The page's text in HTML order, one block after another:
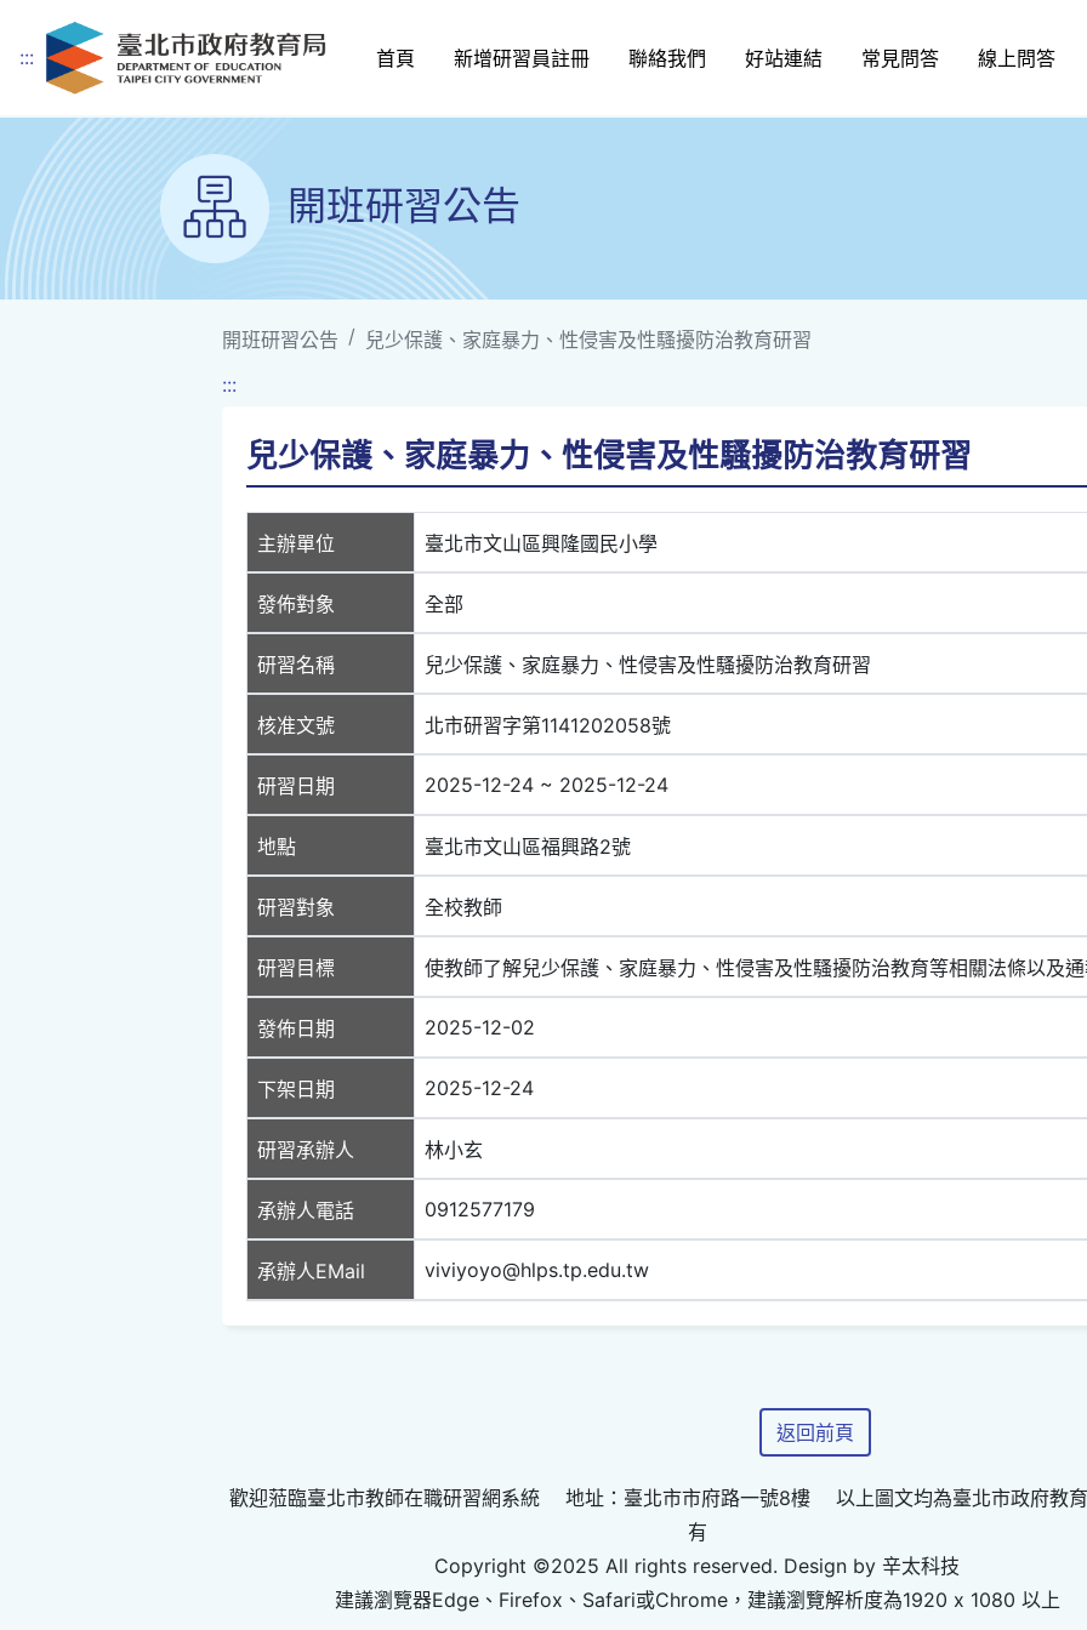
跳到主要內容
::: 首頁 新增研習員註冊 聯絡我們 好站連結 常見問答 線上問答
開班研習公告
開班研習公告
兒少保護、家庭暴力、性侵害及性騷擾防治教育研習
:::
兒少保護、家庭暴力、性侵害及性騷擾防治教育研習
主辦單位 臺北市文山區興隆國民小學
發佈對象 全部
研習名稱 兒少保護、家庭暴力、性侵害及性騷擾防治教育研習
核准文號 北市研習字第1141202058號
研習日期 2025-12-24 ~ 2025-12-24
地點 臺北市文山區福興路2號
研習對象 全校教師
研習目標 使教師了解兒少保護、家庭暴力、性侵害及性騷擾防治教育等相關法條以及
發佈日期 2025-12-02
下架日期 2025-12-24
研習承辦人 林小玄
承辦人電話 0912577179
承辦人EMail viviyoyo@hlps.tp.edu.tw
返回前頁
歡迎蒞臨臺北市教師在職研習網系統 地址：臺北市市府路一號8樓 以上圖文均為臺北市政府教
有
Copyright ©2025 All rights reserved. Design by 辛太科技
建議瀏覽器Edge、Firefox、Safari或Chrome，建議瀏覽解析度為1920 x 1080 以上